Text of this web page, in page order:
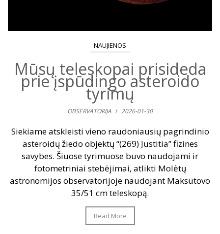
NAUJIENOS
Mūsų teleskopai prisideda
prie įspūdingo asteroido
tyrimų
OBSERVATORIJA / 2026-01-30
Siekiame atskleisti vieno raudoniausių pagrindinio
asteroidų žiedo objektų “(269) Justitia” fizines
savybes. Šiuose tyrimuose buvo naudojami ir
fotometriniai stebėjimai, atlikti Molėtų
astronomijos observatorijoje naudojant Maksutovo
35/51 cm teleskopą.
Read More